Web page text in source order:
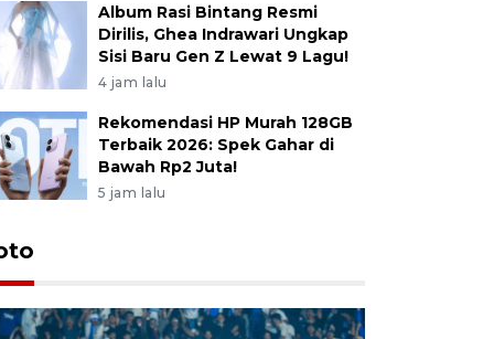
Album Rasi Bintang Resmi
Dirilis, Ghea Indrawari Ungkap
Sisi Baru Gen Z Lewat 9 Lagu!
4 jam lalu
Rekomendasi HP Murah 128GB
Terbaik 2026: Spek Gahar di
Bawah Rp2 Juta!
5 jam lalu